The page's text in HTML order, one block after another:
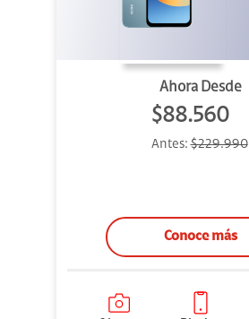
Ahora Desde
$88.560
Antes:$229.990
Conoce más